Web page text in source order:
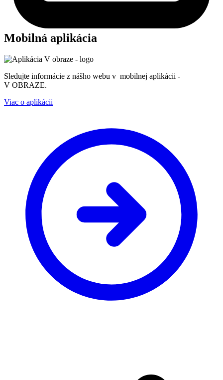
Mobilná aplikácia
Sledujte informácie z nášho webu v mobilnej aplikácii -
V OBRAZE.
Viac o aplikácii